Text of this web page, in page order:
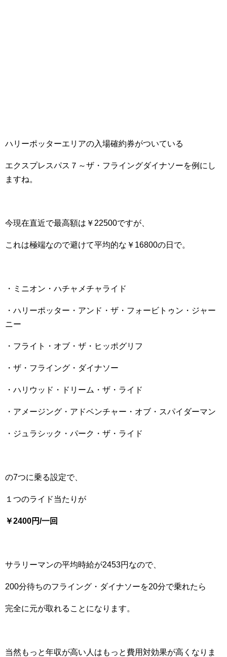
ハリーポッターエリアの入場確約券がついている
エクスプレスパス７～ザ・フライングダイナソーを例にし
ますね。
今現在直近で最高額は￥22500ですが、
これは極端なので避けて平均的な￥16800の日で。
・ミニオン・ハチャメチャライド
・ハリーポッター・アンド・ザ・フォービトゥン・ジャー
ニー
・フライト・オブ・ザ・ヒッポグリフ
・ザ・フライング・ダイナソー
・ハリウッド・ドリーム・ザ・ライド
・アメージング・アドベンチャー・オブ・スパイダーマン
・ジュラシック・パーク・ザ・ライド
の7つに乗る設定で、
１つのライド当たりが
￥2400円/一回
サラリーマンの平均時給が2453円なので、
200分待ちのフライング・ダイナソーを20分で乗れたら
完全に元が取れることになります。
当然もっと年収が高い人はもっと費用対効果が高くなりま